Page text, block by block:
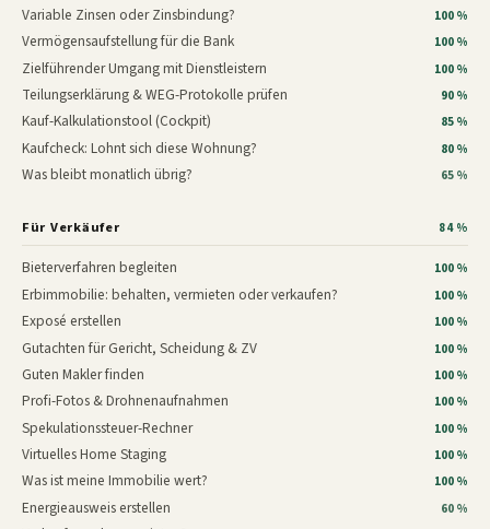
Variable Zinsen oder Zinsbindung? 100 %
Vermögensaufstellung für die Bank 100 %
Zielführender Umgang mit Dienstleistern 100 %
Teilungserklärung & WEG-Protokolle prüfen 90 %
Kauf-Kalkulationstool (Cockpit) 85 %
Kaufcheck: Lohnt sich diese Wohnung? 80 %
Was bleibt monatlich übrig? 65 %
Für Verkäufer 84 %
Bieterverfahren begleiten 100 %
Erbimmobilie: behalten, vermieten oder verkaufen? 100 %
Exposé erstellen 100 %
Gutachten für Gericht, Scheidung & ZV 100 %
Guten Makler finden 100 %
Profi-Fotos & Drohnenaufnahmen 100 %
Spekulationssteuer-Rechner 100 %
Virtuelles Home Staging 100 %
Was ist meine Immobilie wert? 100 %
Energieausweis erstellen 60 %